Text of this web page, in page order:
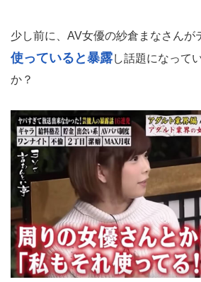
少し前に、AV女優の紗倉まなさんが
使っていると暴露し話題になって
か？